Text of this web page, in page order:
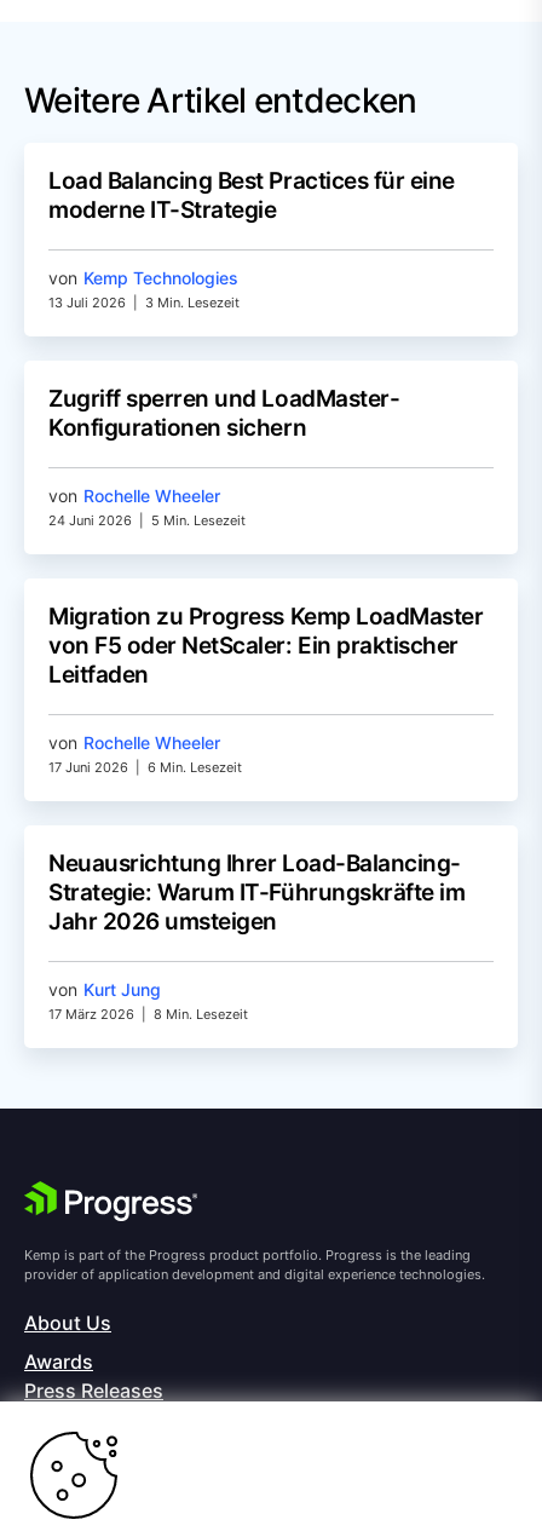
Weitere Artikel entdecken
Load Balancing Best Practices für eine
moderne IT-Strategie
von Kemp Technologies
13 Juli 2026 3 Min. Lesezeit
Zugriff sperren und LoadMaster-
Konfigurationen sichern
von Rochelle Wheeler
24 Juni 2026 5 Min. Lesezeit
Migration zu Progress Kemp LoadMaster
von F5 oder NetScaler: Ein praktischer
Leitfaden
von Rochelle Wheeler
17 Juni 2026 6 Min. Lesezeit
Neuausrichtung Ihrer Load-Balancing-
Strategie: Warum IT-Führungskräfte im
Jahr 2026 umsteigen
von Kurt Jung
17 März 2026 8 Min. Lesezeit
Kemp is part of the Progress product portfolio. Progress is the leading
provider of application development and digital experience technologies.
About Us
Awards
Press Releases
Careers
Offices
Copyright © 2026 Progress Software Corporation and/or its